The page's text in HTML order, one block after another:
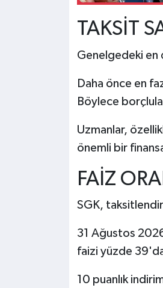
TAKSİT
Genelgedeki en
Daha önce en
Böylece
Uzmanlar,
önemli bir
FAİZ
SGK,
31 Ağustos
faizi yüzde
10 puanlık